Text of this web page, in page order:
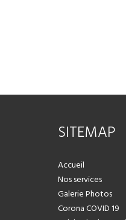
SITEMAP
Accueil
Nos services
Galerie Photos
Corona COVID 19